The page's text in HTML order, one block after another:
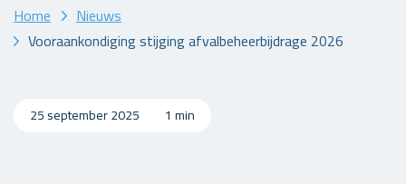
Home
Nieuws
Vooraankondiging stijging afvalbeheerbijdrage 2026
25 september 2025 1 min